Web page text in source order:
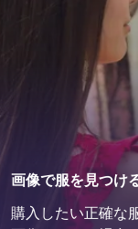
画像で服を見つけ
購入したい正確な